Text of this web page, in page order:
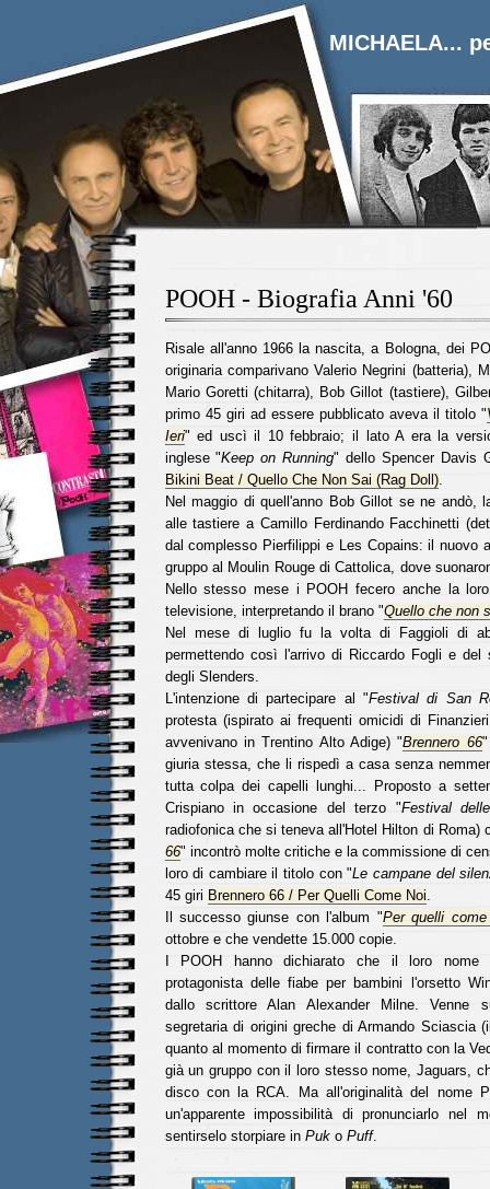
MICHAELA...
POOH - Biografia Anni '60
Risale all'anno 1966 la nascita, a Bologna, dei
originaria comparivano Valerio Negrini (batteria),
Mario Goretti (chitarra), Bob Gillot (tastiere),
primo 45 giri ad essere pubblicato aveva il titolo "
Ieri" ed uscì il 10 febbraio; il lato A era la
inglese "Keep on Running" dello Spencer Davis
Bikini Beat / Quello Che Non Sai (Rag Doll).
Nel maggio di quell'anno Bob Gillot se ne andò,
alle tastiere a Camillo Ferdinando Facchinetti
dal complesso Pierfilippi e Les Copains: il nuovo
gruppo al Moulin Rouge di Cattolica, dove
Nello stesso mese i POOH fecero anche la
televisione, interpretando il brano "Quello che non
Nel mese di luglio fu la volta di Faggioli di
permettendo così l'arrivo di Riccardo Fogli e del
degli Slenders.
L'intenzione di partecipare al "Festival di San
protesta (ispirato ai frequenti omicidi di
avvenivano in Trentino Alto Adige) "Brennero 66"
giuria stessa, che li rispedì a casa senza
tutta colpa dei capelli lunghi... Proposto a
Crispiano in occasione del terzo "Festival
radiofonica che si teneva all'Hotel Hilton di Roma)
66" incontrò molte critiche e la commissione di
loro di cambiare il titolo con "Le campane del
45 giri Brennero 66 / Per Quelli Come Noi.
Il successo giunse con l'album "Per quelli
ottobre e che vendette 15.000 copie.
I POOH hanno dichiarato che il loro
protagonista delle fiabe per bambini l'orsetto
dallo scrittore Alan Alexander Milne. Venne
segretaria di origini greche di Armando Sciascia
quanto al momento di firmare il contratto con la
già un gruppo con il loro stesso nome, Jaguars,
disco con la RCA. Ma all'originalità del nome
un'apparente impossibilità di pronunciarlo nel
sentirselo storpiare in Puko Puff.